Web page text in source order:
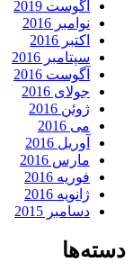
آگوست 2019
نوامبر 2016
اکتبر 2016
سپتامبر 2016
آگوست 2016
جولای 2016
ژوئن 2016
می 2016
آوریل 2016
مارس 2016
فوریه 2016
ژانویه 2016
دسامبر 2015
دسته‌ها